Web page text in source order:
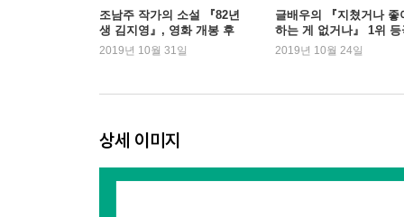
3장. 요동치는 증권시장, 도대체 어디에 투자해야
4장. 4차 산업혁명은 아직 오지 않았다
5장. 원화, 달러화, 엔화, 금… 무엇이 안전자산인가
조남주 작가의 소설 『82년
생 김지영』, 영화 개봉 후
1위 등극
2019년 10월 31일
글배우의 『지쳤거나 좋
하는 게 없거나』 1위 등
2019년 10월 24일
상세 이미지